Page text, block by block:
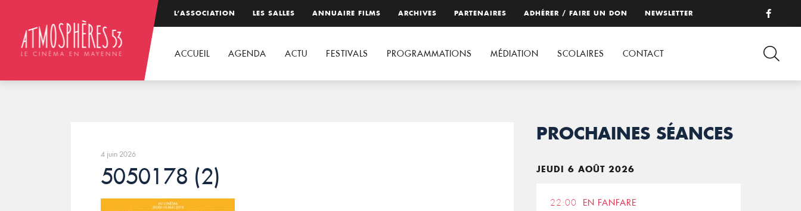
L’ASSOCIATION LES SALLES ANNUAIRE FILMS ARCHIVES PARTENAIRES ADHÉRER / FAIRE UN DON NEWSLETTER
ACCUEIL AGENDA ACTU FESTIVALS PROGRAMMATIONS MÉDIATION SCOLAIRES CONTACT
4 juin 2026
5050178 (2)
PROCHAINES SÉANCES
JEUDI 6 AOÛT 2026
22:00 EN FANFARE